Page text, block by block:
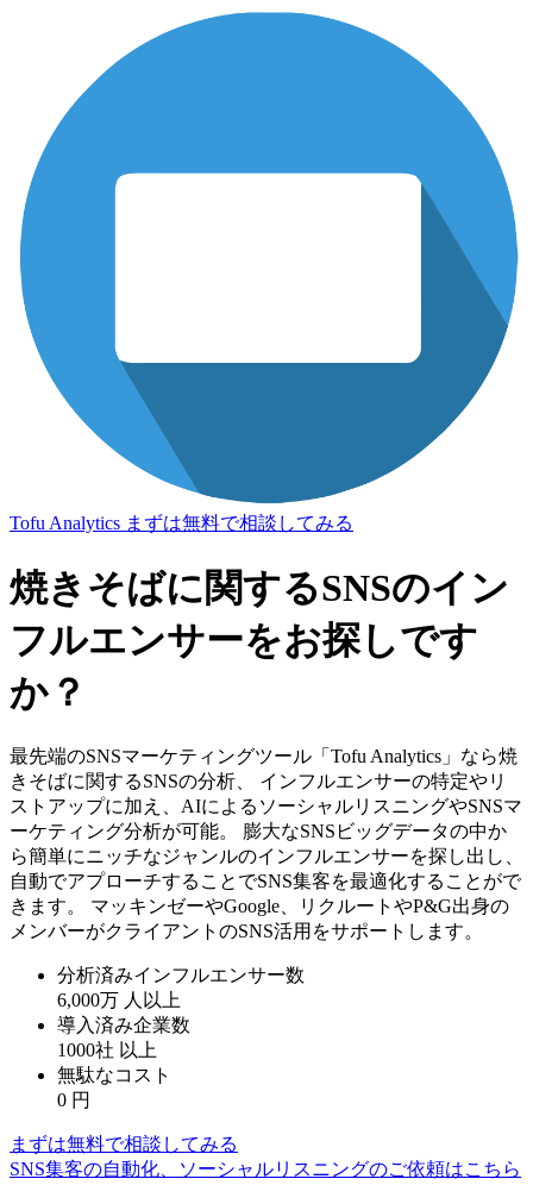
Tofu Analytics まずは無料で相談してみる
焼きそばに関するSNSのイン
フルエンサーをお探しです
か？
最先端のSNSマーケティングツール「Tofu Analytics」なら焼
きそばに関するSNSの分析、 インフルエンサーの特定やリ
ストアップに加え、AIによるソーシャルリスニングやSNSマ
ーケティング分析が可能。 膨大なSNSビッグデータの中か
ら簡単にニッチなジャンルのインフルエンサーを探し出し、
自動でアプローチすることでSNS集客を最適化することがで
きます。 マッキンゼーやGoogle、リクルートやP&G出身の
メンバーがクライアントのSNS活用をサポートします。
分析済みインフルエンサー数
6,000万 人以上
導入済み企業数
1000社 以上
無駄なコスト
0 円
まずは無料で相談してみる
SNS集客の自動化、ソーシャルリスニングのご依頼はこちら